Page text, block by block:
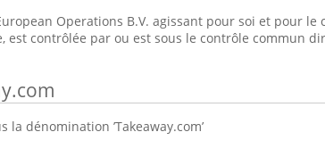
Operations B.V. agissant pour soi et pour
est contrôlée par ou est sous le contrôle commun
la dénomination ’Takeaway.com’